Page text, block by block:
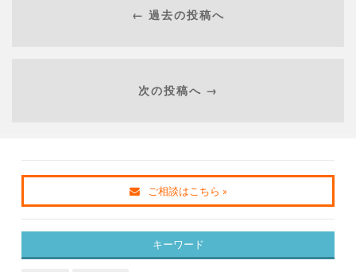
← 過去の投稿へ
次の投稿へ →
ご相談はこちら »
キーワード